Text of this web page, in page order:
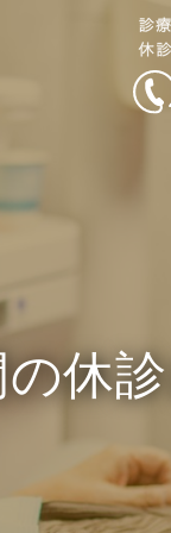
休